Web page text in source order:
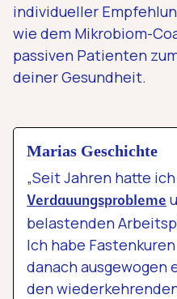
individueller
wie dem Mikrobiom-
passiven Patienten
deiner Gesundheit.
Marias Geschichte
„Seit Jahren hatte
Verdauungsprobleme
belastenden
Ich habe
danach ausgewogen
den